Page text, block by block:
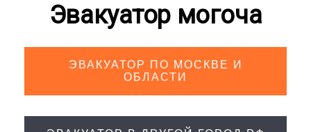
Эвакуатор могоча
ЭВАКУАТОР ПО МОСКВЕ И
ОБЛАСТИ